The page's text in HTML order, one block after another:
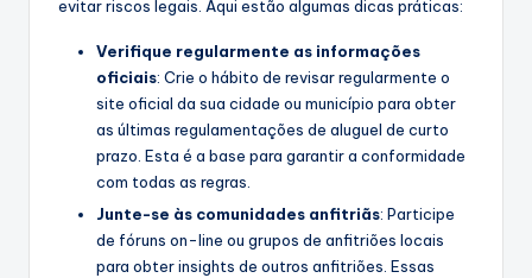
evitar riscos legais. Aqui estão algumas dicas práticas:
Verifique regularmente as informações
oficiais: Crie o hábito de revisar regularmente o
site oficial da sua cidade ou município para obter
as últimas regulamentações de aluguel de curto
prazo. Esta é a base para garantir a conformidade
com todas as regras.
Junte-se às comunidades anfitriãs: Participe
de fóruns on-line ou grupos de anfitriões locais
para obter insights de outros anfitriões. Essas